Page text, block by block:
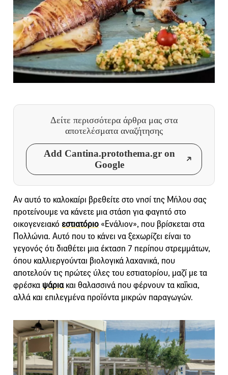
Δείτε περισσότερα άρθρα μας στα
αποτελέσματα αναζήτησης
Add Cantina.protothema.gr on
Google
Αν αυτό το καλοκαίρι βρεθείτε στο νησί της Μήλου σας
προτείνουμε να κάνετε μια στάση για φαγητό στο
οικογενειακό εστιατόριο «Ενάλιον», που βρίσκεται στα
Πολλώνια. Αυτό που το κάνει να ξεχωρίζει είναι το
γεγονός ότι διαθέτει μια έκταση 7 περίπου στρεμμάτων,
όπου καλλιεργούνται βιολογικά λαχανικά, που
αποτελούν τις πρώτες ύλες του εστιατορίου, μαζί με τα
φρέσκα ψάριακαι θαλασσινά που φέρνουν τα καΐκια,
αλλά και επιλεγμένα προϊόντα μικρών παραγωγών.